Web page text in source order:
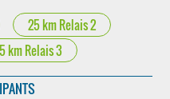
25 km Relais 2
km Relais 3